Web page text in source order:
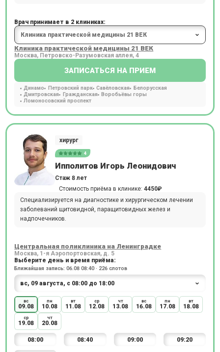
Врач принимает в 2 клиниках:
Клиника практической медицины 21 ВЕК
Москва, Петровско-Разумовская аллея, 4
ЗАПИСАТЬСЯ НА ПРИЕМ
Динамо Петровский парк Савёловская
Белорусская
Дмитровская
Гражданская
Воробьёвы горы
Ломоносовский проспект
хирург
4
Ипполитов Игорь Леонидович
Стаж 8 лет
Стоимость приёма в клинике: 4450₽
Специализируется на диагностике и хирургическом лечении
заболеваний щитовидной, паращитовидных желез и
надпочечников.
Центральная поликлиника на Ленинградке
Москва, 1-я Аэропортовская, д. 5
Выберите день и время приёма:
Ближайшая запись: 06.08 08:40 · 226 слотов
вс
09.08
пн
10.08
вт
11.08
ср
12.08
чт
13.08
вс
16.08
пн
17.08
вт
18.08
ср
19.08
чт
20.08
08:00 08:40 09:00 09:20